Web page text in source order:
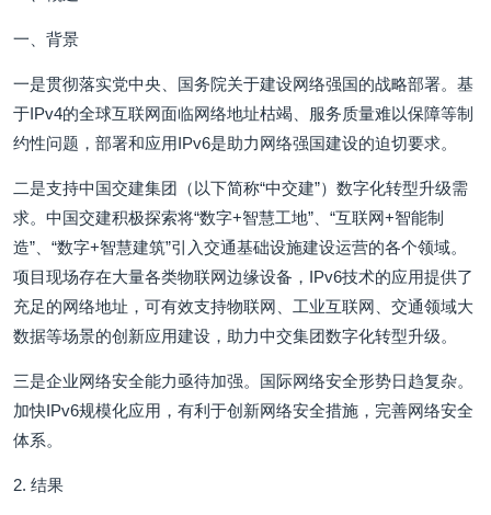
一、背景
一是贯彻落实党中央、国务院关于建设网络强国的战略部署。基
于IPv4的全球互联网面临网络地址枯竭、服务质量难以保障等制
约性问题，部署和应用IPv6是助力网络强国建设的迫切要求。
二是支持中国交建集团（以下简称“中交建”）数字化转型升级需
求。中国交建积极探索将“数字+智慧工地”、“互联网+智能制
造”、“数字+智慧建筑”引入交通基础设施建设运营的各个领域。
项目现场存在大量各类物联网边缘设备，IPv6技术的应用提供了
充足的网络地址，可有效支持物联网、工业互联网、交通领域大
数据等场景的创新应用建设，助力中交集团数字化转型升级。
三是企业网络安全能力亟待加强。国际网络安全形势日趋复杂。
加快IPv6规模化应用，有利于创新网络安全措施，完善网络安全
体系。
2. 结果